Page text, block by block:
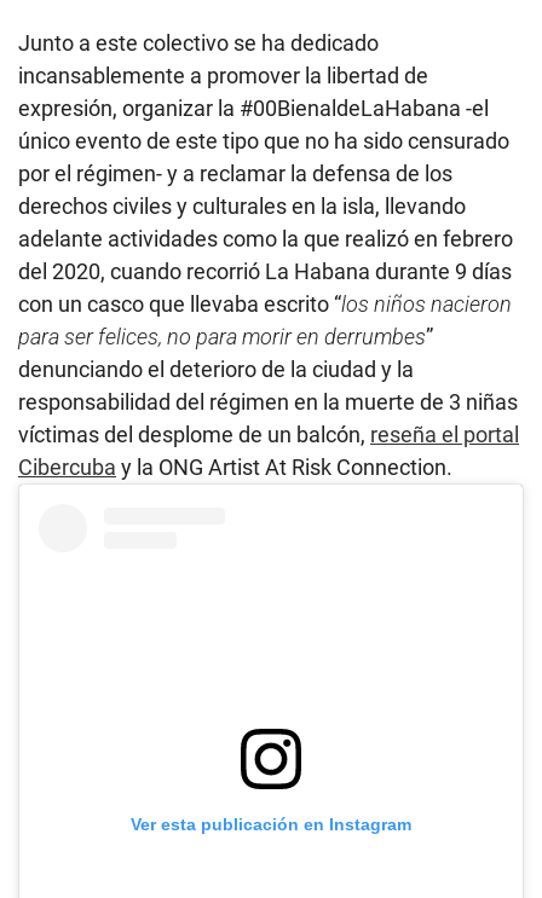
Junto a este colectivo se ha dedicado
incansablemente a promover la libertad de
expresión, organizar la #00BienaldeLaHabana -el
único evento de este tipo que no ha sido censurado
por el régimen- y a reclamar la defensa de los
derechos civiles y culturales en la isla, llevando
adelante actividades como la que realizó en febrero
del 2020, cuando recorrió La Habana durante 9 días
con un casco que llevaba escrito “los niños nacieron
para ser felices, no para morir en derrumbes”
denunciando el deterioro de la ciudad y la
responsabilidad del régimen en la muerte de 3 niñas
víctimas del desplome de un balcón, reseña el portal
Cibercuba y la ONG Artist At Risk Connection.
Ver esta publicación en Instagram